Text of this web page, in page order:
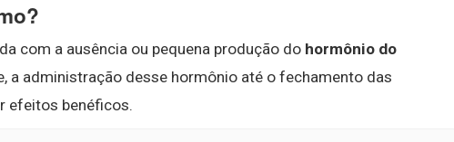
com a ausência ou pequena produção do hormônio do
a administração desse hormônio até o fechamento das
efeitos benéficos.